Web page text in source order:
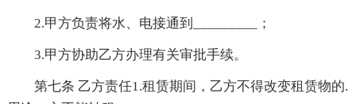
2.甲方负责将水、电接通到_________；
3.甲方协助乙方办理有关审批手续。
第七条 乙方责任1.租赁期间，乙方不得改变租赁物的.